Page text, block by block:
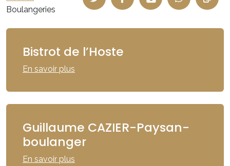
Boulangeries
Bistrot de l’Hoste
En savoir plus
Guillaume CAZIER-Paysan-
boulanger
En savoir plus